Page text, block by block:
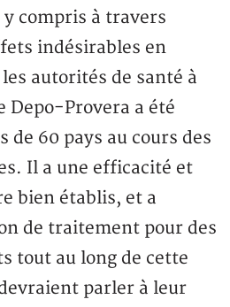
compris à travers
indésirables en
autorités de santé à
Depo-Provera a été
de 60 pays au cours des
Il a une efficacité et
bien établis, et a
de traitement pour des
tout au long de cette
parler à leur